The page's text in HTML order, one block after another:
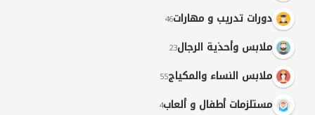
دورات تدريب و مهارات46
ملابس وأحذية الرجال23
ملابس النساء والمكياج55
مستلزمات أطفال و ألعاب4